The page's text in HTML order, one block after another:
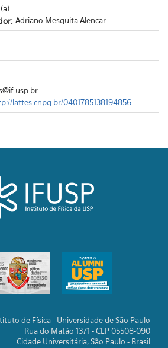
Adriano Mesquita Alencar
lattes.cnpq.br/0401785138194856
de Física - Universidade de São Paulo
Rua do Matão 1371 - CEP 05508-090
Cidade Universitária, São Paulo - Brasil